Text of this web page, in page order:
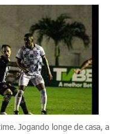
Jogando longe de casa, a